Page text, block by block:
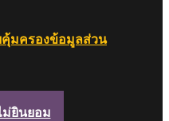
คุ้มครองข้อมูลส่วน
ม่ยินยอม